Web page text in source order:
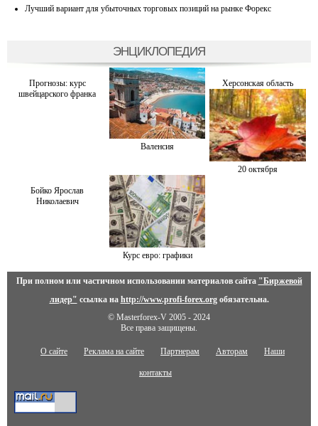
Лучший вариант для убыточных торговых позиций на рынке Форекс
ЭНЦИКЛОПЕДИЯ
Прогнозы: курс
швейцарского франка
Валенсия
Херсонская область
20 октября
Бойко Ярослав
Николаевич
Курс евро: графики
При полном или частичном использовании материалов сайта "Биржевой
лидер" ссылка на http://www.profi-forex.orgобязательна.
© Masterforex-V 2005 - 2024
Все права защищены.
О сайте Реклама на сайте Партнерам Авторам Наши
контакты